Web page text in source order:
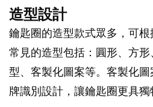
造型設計
鑰匙圈的造型款式眾多，可根
常見的造型包括：圓形、方
型、客製化圖案等。客製化
牌識別設計，讓鑰匙圈更具獨